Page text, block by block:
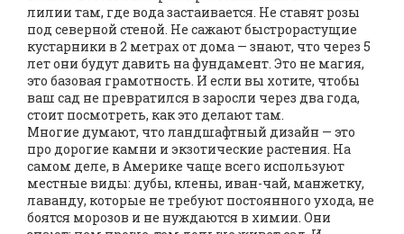
лилии там, где вода застаивается. Не ставят розы
под северной стеной. Не сажают быстрорастущие
кустарники в 2 метрах от дома — знают, что через 5
лет они будут давить на фундамент. Это не магия,
это базовая грамотность. И если вы хотите, чтобы
ваш сад не превратился в заросли через два года,
стоит посмотреть, как это делают там.
Многие думают, что ландшафтный дизайн — это
про дорогие камни и экзотические растения. На
самом деле, в Америке чаще всего используют
местные виды: дубы, клены, иван-чай, манжетку,
лаванду, которые не требуют постоянного ухода, не
боятся морозов и не нуждаются в химии. Они